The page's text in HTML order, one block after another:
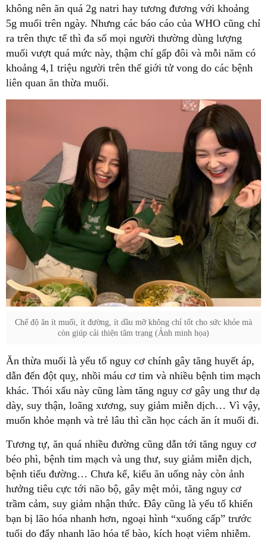
không nên ăn quá 2g natri hay tương đương với khoảng
5g muối trên ngày. Nhưng các báo cáo của WHO cũng chỉ
ra trên thực tế thì đa số mọi người thường dùng lượng
muối vượt quá mức này, thậm chí gấp đôi và mỗi năm có
khoảng 4,1 triệu người trên thế giới tử vong do các bệnh
liên quan ăn thừa muối.
Chế độ ăn ít muối, ít đường, ít dầu mỡ không chỉ tốt cho sức khỏe mà
còn giúp cải thiện tâm trạng (Ảnh minh họa)
Ăn thừa muối là yếu tố nguy cơ chính gây tăng huyết áp,
dẫn đến đột quỵ, nhồi máu cơ tim và nhiều bệnh tim mạch
khác. Thói xấu này cũng làm tăng nguy cơ gây ung thư dạ
dày, suy thận, loãng xương, suy giảm miễn dịch… Vì vậy,
muốn khỏe mạnh và trẻ lâu thì cần học cách ăn ít muối đi.
Tương tự, ăn quá nhiều đường cũng dẫn tới tăng nguy cơ
béo phì, bệnh tim mạch và ung thư, suy giảm miễn dịch,
bệnh tiểu đường… Chưa kể, kiểu ăn uống này còn ảnh
hưởng tiêu cực tới não bộ, gây mệt mỏi, tăng nguy cơ
trầm cảm, suy giảm nhận thức. Đây cũng là yếu tố khiến
bạn bị lão hóa nhanh hơn, ngoại hình “xuống cấp” trước
tuổi do đẩy nhanh lão hóa tế bào, kích hoạt viêm nhiễm.